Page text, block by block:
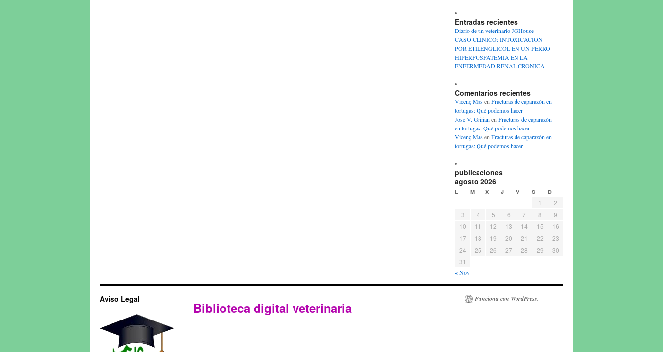
Entradas recientes
Diario de un veterinario JGHouse
CASO CLINICO: INTOXICACION
POR ETILENGLICOL EN UN PERRO
HIPERFOSFATEMIA EN LA
ENFERMEDAD RENAL CRONICA
Comentarios recientes
Vicenç Masen Fracturas de caparazón en
tortugas: Qué podemos hacer
Jose V. Griñan en Fracturas de caparazón
en tortugas: Qué podemos hacer
Vicenç Masen Fracturas de caparazón en
tortugas: Qué podemos hacer
publicaciones
agosto 2026
L M X J V S D
1
2
3
4 5 6 7 8
9
10
11 12 13 14 15
16
17
18 19 20 21 22
23
24
25 26 27 28 29
30
31
« Nov
Aviso Legal
Biblioteca digital veterinaria
Funciona con WordPress.